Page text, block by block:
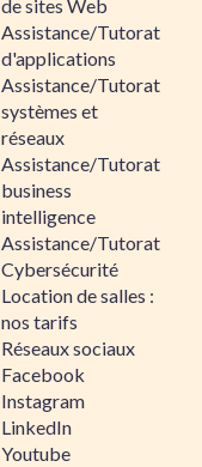
de sites Web
Assistance/Tutorat
d'applications
Assistance/Tutorat
systèmes et
réseaux
Assistance/Tutorat
business
intelligence
Assistance/Tutorat
Cybersécurité
Location de salles :
nos tarifs
Réseaux sociaux
Facebook
Instagram
LinkedIn
Youtube